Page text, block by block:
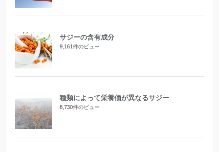
サジーの含有成分
9,161件のビュー
種類によって栄養価が異なるサジー
8,730件のビュー